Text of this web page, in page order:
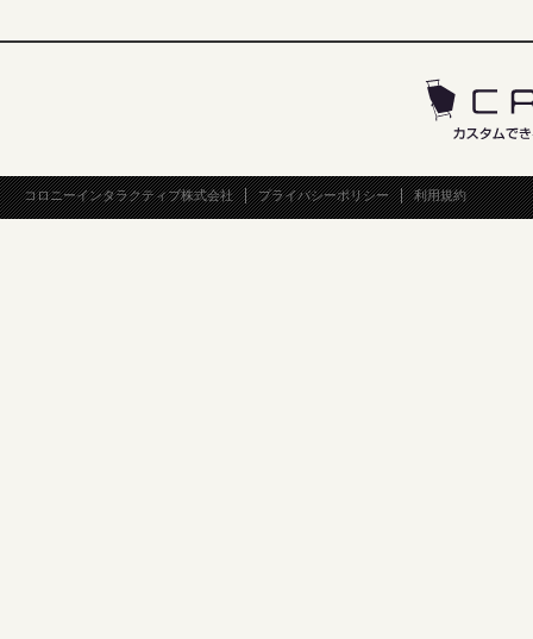
コロニーインタラクティブ株式会社 プライバシーポリシー 利用規約